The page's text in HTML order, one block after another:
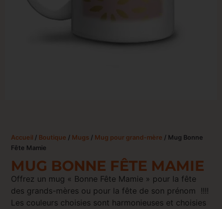
Accueil / Boutique / Mugs / Mug pour grand-mère / Mug Bonne
Fête Mamie
MUG BONNE FÊTE MAMIE
Offrez un mug « Bonne Fête Mamie » pour la fête
des grands-mères ou pour la fête de son prénom !!!!
Les couleurs choisies sont harmonieuses et choisies